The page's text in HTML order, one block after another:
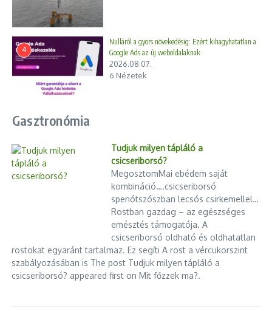
Ez különösen igazságtalan azokkal szemben, akik valóban
lakni szerettek volna az adott ingatlanban, mert:
ugyanazzal a hitellel drágábban tudtak csak vásárolni
miközben befektetőkkel kellett versenyezniük,
akik gyakran több önerővel, gyorsabb döntési képességgel
rendelkeztek.
A „mindenki egyenlő” elve itt nem erény, hanem
A rendszer egyik visszatérő érve, hogy „mindenki számára
nyitott”. Csakhogy egy lakáspiacon nem azonos esélyeket
, ha azonos feltételeket kap:
egy első lakásra vágyó fiatal pár,
és egy több ingatlannal rendelkező befektető.
A formális egyenlőség ittvalójában egyenlőtlenséget termel
mert az erősebb szereplők jobban tudják kihasználni az állami
4
Nulláról a gyors növekedésig: Ezért kihagyhatatlan a
Google Ads az új weboldalaknak
2026.08.07.
6 Nézetek
Gasztronómia
Tudjuk milyen tápláló a
csicseriborsó?
MegosztomMai ebédem saját
kombináció….csicseriborsó
spenótszószban lecsós csirkemellel…
Rostban gazdag – az egészséges
emésztés támogatója. A
csicseriborsó oldható és oldhatatlan
rostokat egyaránt tartalmaz. Ez segíti A rost a vércukorszint
szabályozásában is The post Tudjuk milyen tápláló a
csicseriborsó? appeared first on Mit főzzek ma?.